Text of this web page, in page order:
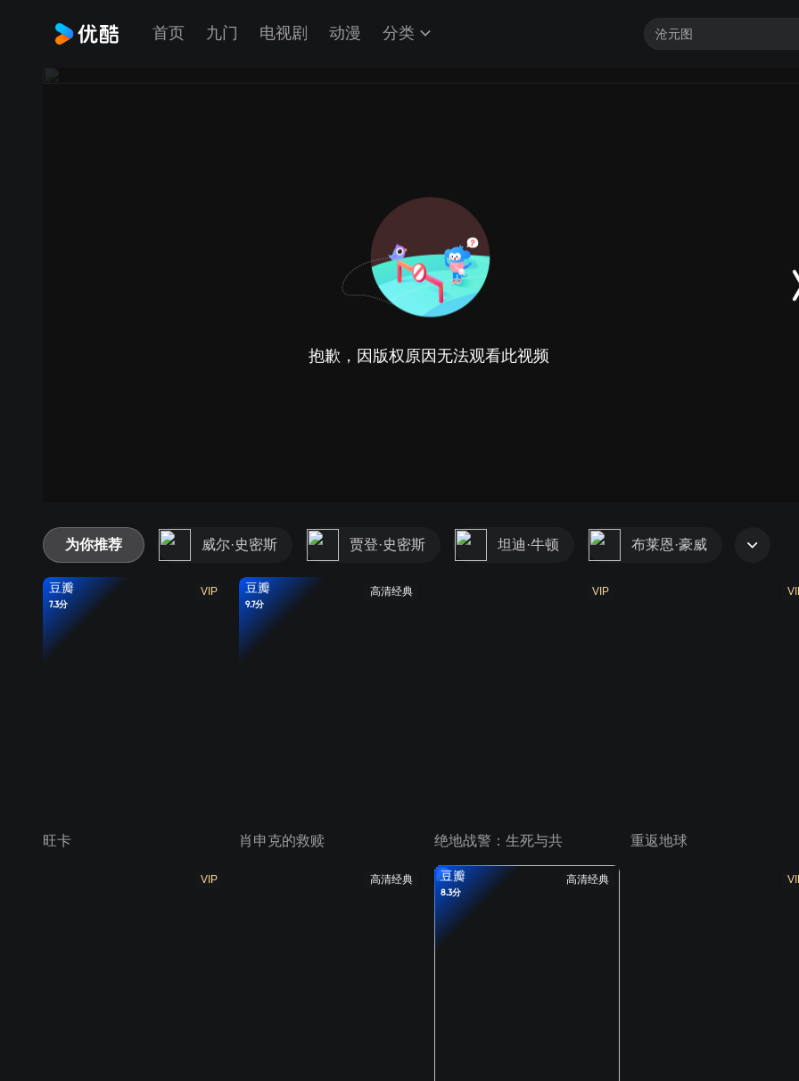
首页 九门 电视剧 动漫 分类
抱歉，因版权原因无法观看此视频
为你推荐 威尔·史密斯 贾登·史密斯 坦迪·牛顿 布莱恩·豪威
VIP
豆瓣
7.3分
旺卡
高清经典
豆瓣
9.7分
肖申克的救赎
VIP
绝地战警：生死与共 重返地球
VIP 高清经典 高清经典
豆瓣
8.3分